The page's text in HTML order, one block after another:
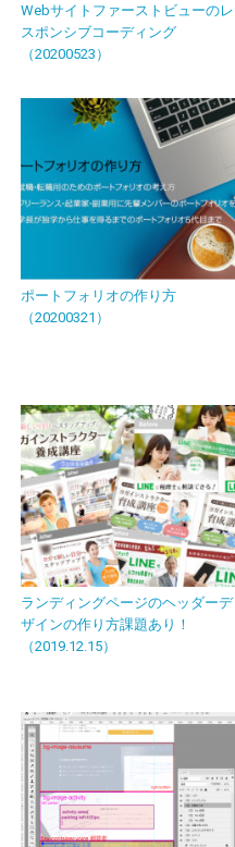
Webサイトファーストビューのレ
スポンシブコーディング
（20200523）
ポートフォリオの作り方
（20200321）
ランディングページのヘッダーデ
ザインの作り方課題あり！
（2019.12.15）